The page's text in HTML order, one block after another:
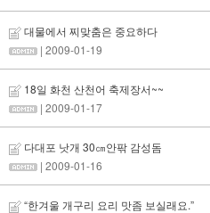
대물에서 찌맞춤은 중요하다
| 2009-01-19
18일 화천 산천어 축제장서~~
| 2009-01-17
다대포 낫개 30㎝안팎 감성돔
| 2009-01-16
“한겨울 개구리 요리 맛좀 보실래요.”